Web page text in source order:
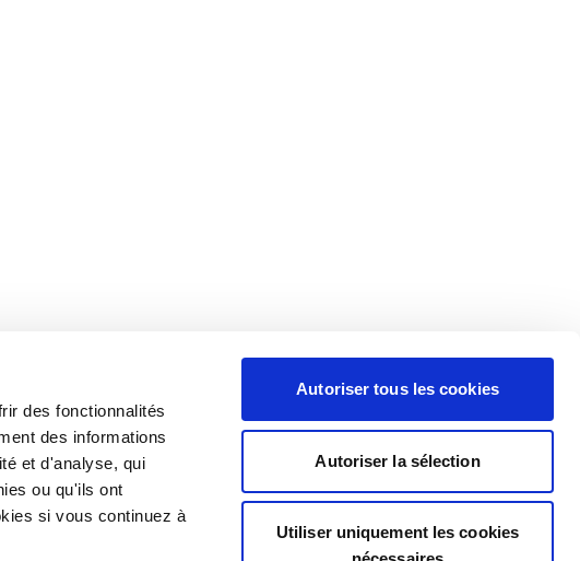
des fonctionnalités
des informations
et d'analyse, qui
ou qu'ils ont
si vous continuez à
Autoriser tous les cookies
Autoriser la sélection
Utiliser uniquement les cookies